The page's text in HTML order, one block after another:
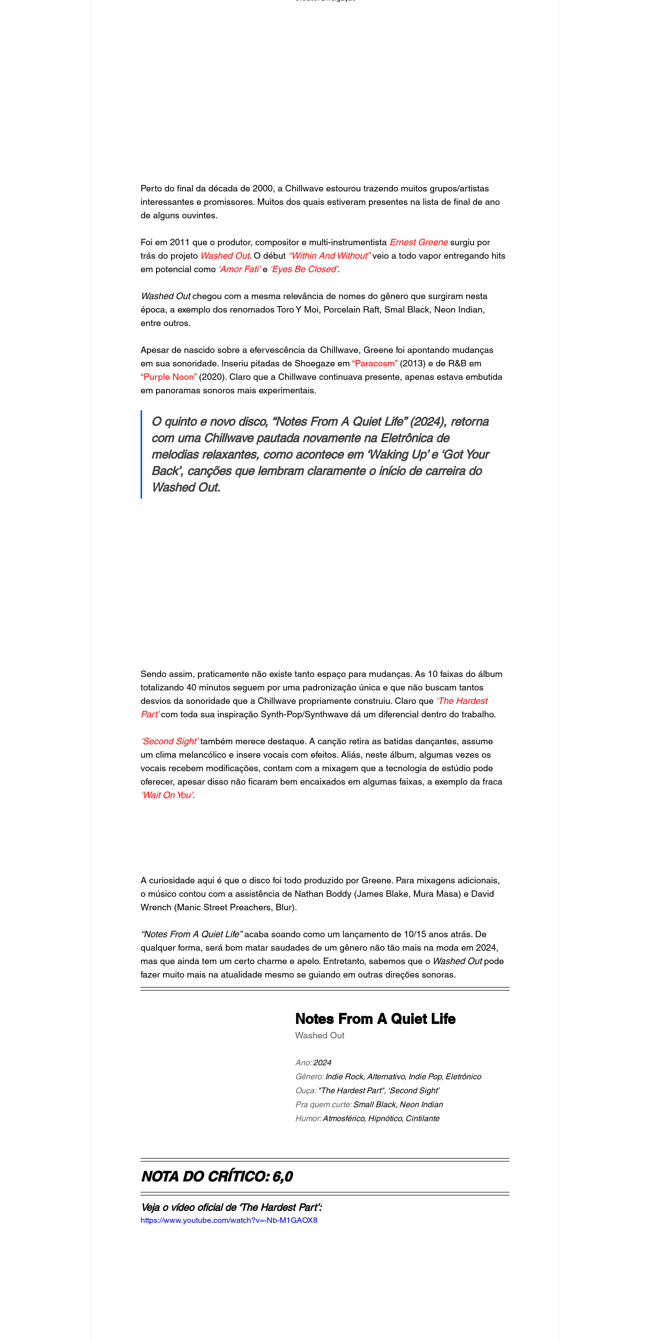
Perto do final da década de 2000, a Chillwave estourou trazendo muitos grupos/artistas
interessantes e promissores. Muitos dos quais estiveram presentes na lista de final de ano
de alguns ouvintes.
Foi em 2011 que o produtor, compositor e multi-instrumentista Ernest Greene surgiu por
trás do projeto Washed Out. O début “Within And Without” veio a todo vapor entregando hits
em potencial como ‘Amor Fati’ e ‘Eyes Be Closed’.
Washed Out chegou com a mesma relevância de nomes do gênero que surgiram nesta
época, a exemplo dos renomados Toro Y Moi, Porcelain Raft, Smal Black, Neon Indian,
entre outros.
Apesar de nascido sobre a efervescência da Chillwave, Greene foi apontando mudanças
em sua sonoridade. Inseriu pitadas de Shoegaze em “Paracosm” (2013) e de R&B em
“Purple Noon” (2020). Claro que a Chillwave continuava presente, apenas estava embutida
em panoramas sonoros mais experimentais.
O quinto e novo disco, “Notes From A Quiet Life” (2024), retorna
com uma Chillwave pautada novamente na Eletrônica de
melodias relaxantes, como acontece em ‘Waking Up’ e ‘Got Your
Back’, canções que lembram claramente o início de carreira do
Washed Out.
Sendo assim, praticamente não existe tanto espaço para mudanças. As 10 faixas do álbum
totalizando 40 minutos seguem por uma padronização única e que não buscam tantos
desvios da sonoridade que a Chillwave propriamente construiu. Claro que ‘The Hardest
Part’ com toda sua inspiração Synth-Pop/Synthwave dá um diferencial dentro do trabalho.
‘Second Sight’ também merece destaque. A canção retira as batidas dançantes, assume
um clima melancólico e insere vocais com efeitos. Aliás, neste álbum, algumas vezes os
vocais recebem modificações, contam com a mixagem que a tecnologia de estúdio pode
oferecer, apesar disso não ficaram bem encaixados em algumas faixas, a exemplo da fraca
‘Wait On You’.
A curiosidade aqui é que o disco foi todo produzido por Greene. Para mixagens adicionais,
o músico contou com a assistência de Nathan Boddy (James Blake, Mura Masa) e David
Wrench (Manic Street Preachers, Blur).
“Notes From A Quiet Life” acaba soando como um lançamento de 10/15 anos atrás. De
qualquer forma, será bom matar saudades de um gênero não tão mais na moda em 2024,
mas que ainda tem um certo charme e apelo. Entretanto, sabemos que o Washed Out pode
fazer muito mais na atualidade mesmo se guiando em outras direções sonoras.
Notes From A Quiet Life
Washed Out
Ano: 2024
Gênero: Indie Rock, Alternativo, Indie Pop, Eletrônico
Ouça: "The Hardest Part", ‘Second Sight’
Pra quem curte: Small Black, Neon Indian
Humor: Atmosférico, Hipnótico, Cintilante
NOTA DO CRÍTICO: 6,0
Veja o vídeo oficial de ‘The Hardest Part’:
https://www.youtube.com/watch?v=-Nb-M1GAOX8